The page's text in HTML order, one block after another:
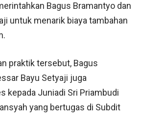
Bagus Bramantyo dan
untuk menarik biaya tambahan
praktik tersebut, Bagus
Bayu Setyaji juga
kepada Juniadi Sri Priambudi
yang bertugas di Subdit